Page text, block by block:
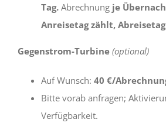
Tag. Abrechnung je
Anreisetag zählt,
Gegenstrom-Turbine (optional)
Auf Wunsch: 40 €/
Bitte vorab anfragen;
Verfügbarkeit.